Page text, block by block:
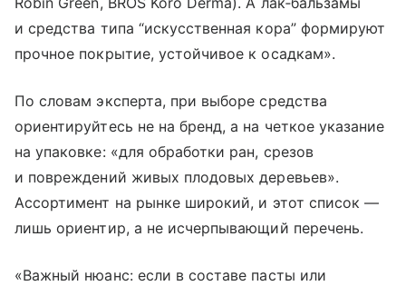
и средства типа “искусственная кора” формируют
прочное покрытие, устойчивое к осадкам».
По словам эксперта, при выборе средства
ориентируйтесь не на бренд, а на четкое указание
на упаковке: «для обработки ран, срезов
и повреждений живых плодовых деревьев».
Ассортимент на рынке широкий, и этот список —
лишь ориентир, а не исчерпывающий перечень.
«Важный нюанс: если в составе пасты или